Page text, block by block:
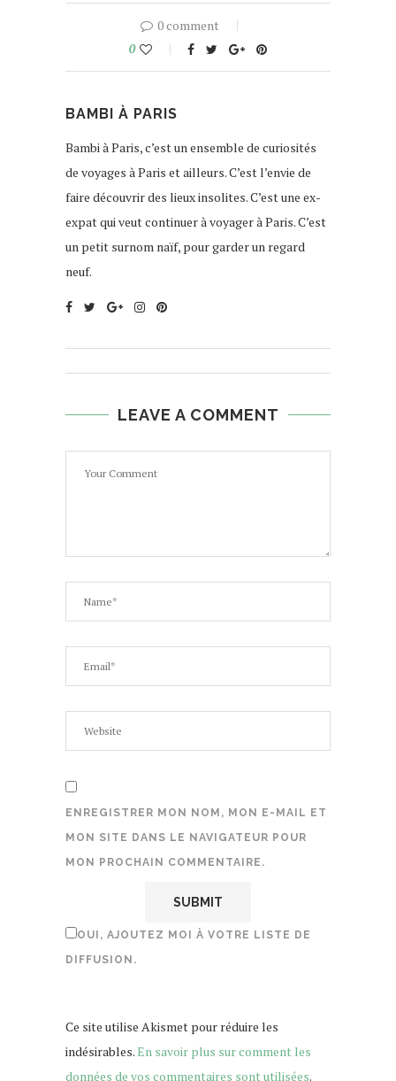
0 comment
0
BAMBI À PARIS
Bambi à Paris, c’est un ensemble de curiosités
de voyages à Paris et ailleurs. C’est l’envie de
faire découvrir des lieux insolites. C’est une ex-
expat qui veut continuer à voyager à Paris. C’est
un petit surnom naïf, pour garder un regard
neuf.
LEAVE A COMMENT
ENREGISTRER MON NOM, MON E-MAIL ET
MON SITE DANS LE NAVIGATEUR POUR
MON PROCHAIN COMMENTAIRE.
OUI, AJOUTEZ MOI À VOTRE LISTE DE
DIFFUSION.
Ce site utilise Akismet pour réduire les
indésirables.En savoir plus sur comment les
données de vos commentaires sont utilisées.